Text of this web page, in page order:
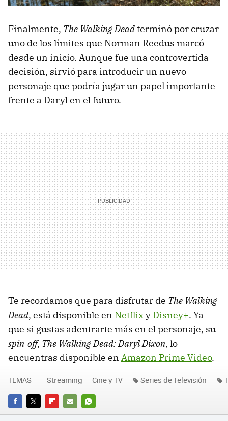
Finalmente, The Walking Deadterminó por cruzar
uno de los límites que Norman Reedus marcó
desde un inicio. Aunque fue una controvertida
decisión, sirvió para introducir un nuevo
personaje que podría jugar un papel importante
frente a Daryl en el futuro.
Te recordamos que para disfrutar de The Walking
Dead, está disponible en Netflixy Disney+. Ya
que si gustas adentrarte más en el personaje, su
spin-off, The Walking Dead: Daryl Dixon, lo
encuentras disponible en Amazon Prime Video.
FACEBOOK
TWITTERFLIPBOARD
E-
WHATSAPP
TEMAS Streaming Cine y TV Series de Televisión